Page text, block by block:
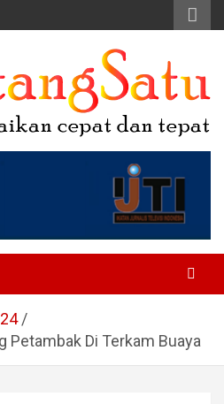
dan
24
Petambak Di Terkam Buaya